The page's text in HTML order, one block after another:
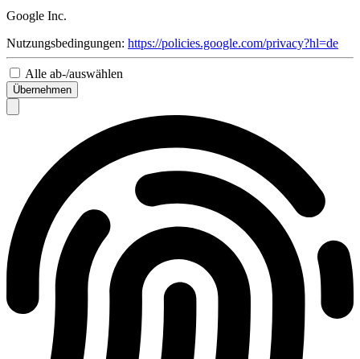
Google Inc.
Nutzungsbedingungen: https://policies.google.com/privacy?hl=de
Alle ab-/auswählen
Übernehmen